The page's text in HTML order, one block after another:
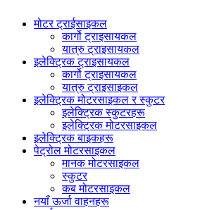
मोटर ट्राईसाइकल
कार्गो ट्राइसायकल
यात्रु ट्राइसायकल
इलेक्ट्रिक ट्राइसायकल
कार्गो ट्राइसायकल
यात्रु ट्राइसाइकल
इलेक्ट्रिक मोटरसाइकल र स्कुटर
इलेक्ट्रिक स्कुटरहरू
इलेक्ट्रिक मोटरसाइकल
इलेक्ट्रिक बाइकहरू
पेट्रोल मोटरसाइकल
मानक मोटरसाइकल
स्कुटर
कब मोटरसाइकल
नयाँ ऊर्जा वाहनहरू